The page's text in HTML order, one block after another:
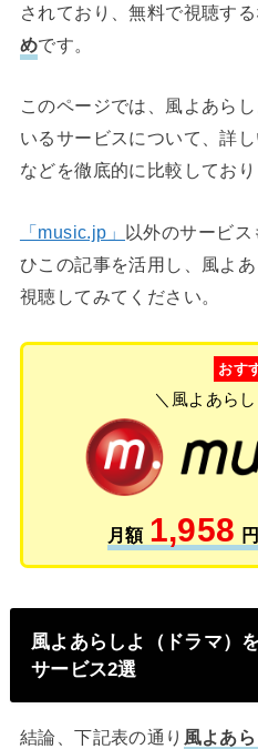
されており、無料で視聴す
めです。
このページでは、風よあら
いるサービスについて、詳
などを徹底的に比較しており
「music.jp」 以外のサービ
ひこの記事を活用し、風よ
視聴してみてください。
おす
＼風よあら
月額 1,958
風よあらしよ（ドラマ）
サービス2選
結論、下記表の通り 風よあ